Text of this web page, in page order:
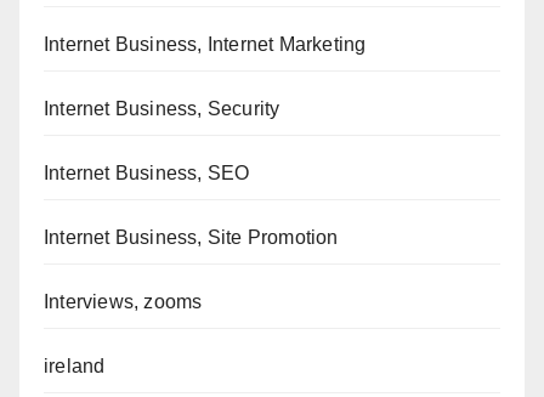
Internet Business, Internet Marketing
Internet Business, Security
Internet Business, SEO
Internet Business, Site Promotion
Interviews, zooms
ireland